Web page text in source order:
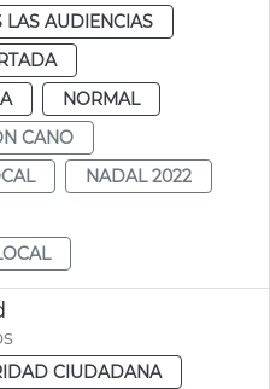
LAS AUDIENCIAS
NORMAL
CANO
NADAL 2022
CIUDADANA